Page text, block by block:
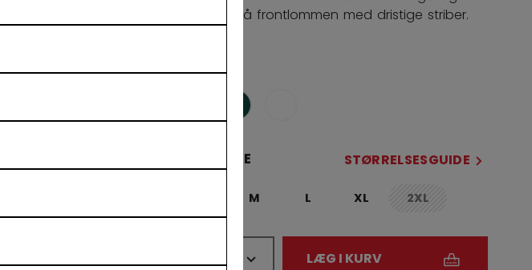
farveklat på frontlommen med dristige striber.
FARVE
selected
STØRRELSE STØRRELSESGUIDE
M L XL 2XLnot.available
LÆG I KURV